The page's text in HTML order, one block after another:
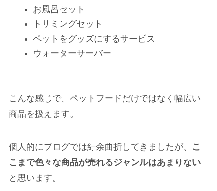
お風呂セット
トリミングセット
ペットをグッズにするサービス
ウォーターサーバー
こんな感じで、ペットフードだけではなく幅広い
商品を扱えます。
個人的にブログでは紆余曲折してきましたが、
こ
こまで色々な商品が売れるジャンルはあまりない
と思います。